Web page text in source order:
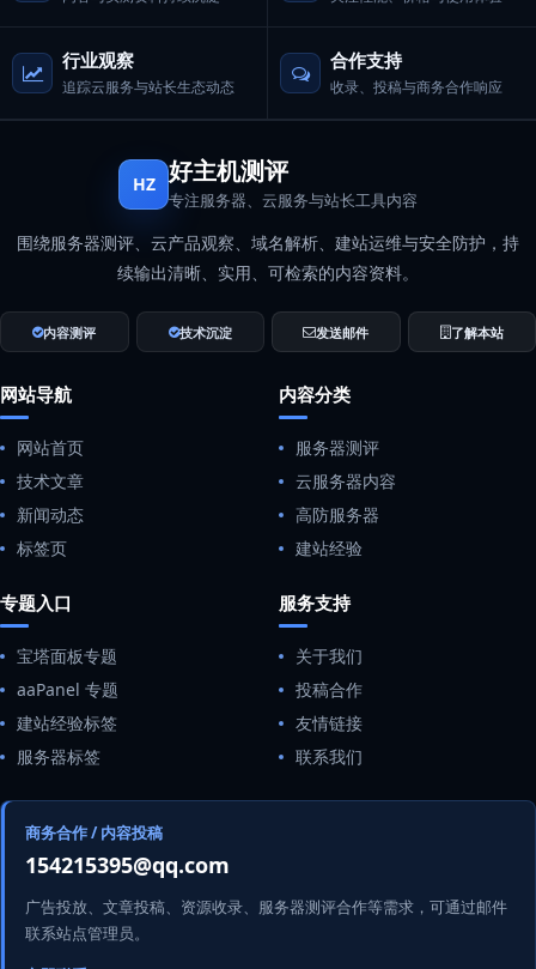
行业观察
追踪云服务与站长生态动态
合作支持
收录、投稿与商务合作响应
HZ 好主机测评
专注服务器、云服务与站长工具内容
围绕服务器测评、云产品观察、域名解析、建站运维与安全防护，持
续输出清晰、实用、可检索的内容资料。
内容测评 技术沉淀 发送邮件 了解本站
网站导航
网站首页
技术文章
新闻动态
标签页
内容分类
服务器测评
云服务器内容
高防服务器
建站经验
专题入口
宝塔面板专题
aaPanel 专题
建站经验标签
服务器标签
服务支持
关于我们
投稿合作
友情链接
联系我们
商务合作 / 内容投稿
154215395@qq.com
广告投放、文章投稿、资源收录、服务器测评合作等需求，可通过邮件
联系站点管理员。